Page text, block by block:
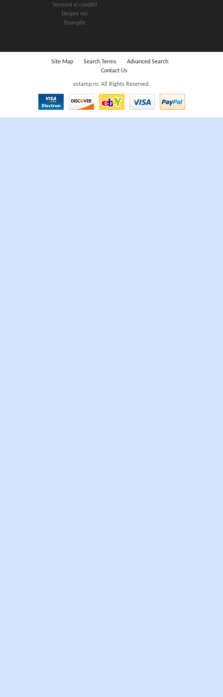
Termeni si conditii
Despre noi
Stampile
Site Map Search Terms
Advanced Search
Contact Us
estamp.ro. All Rights Reserved.